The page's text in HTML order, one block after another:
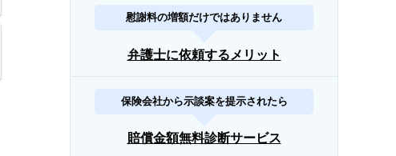
慰謝料の増額だけではありません
弁護士に依頼するメリット
保険会社から示談案を提示されたら
賠償金額無料診断サービス